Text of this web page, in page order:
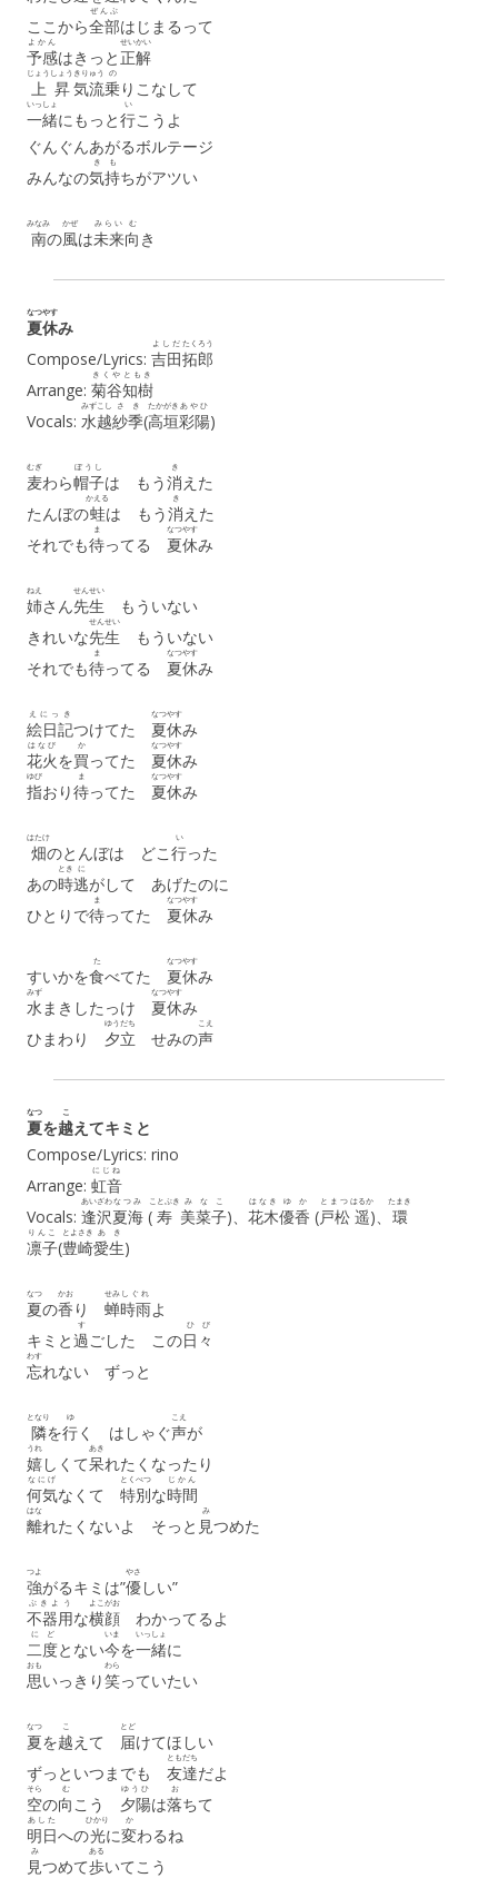
ここから全部
ぜんぶ
はじまるって
予感
よかん
はきっと正解
せいかい
上昇
じょうしょう
気流
きりゅう
乗
の
りこなして
一緒
いっしょ
にもっと行
い
こうよ
ぐんぐんあがるボルテージ
みんなの気
き
持
も
ちがアツい
南
みなみ
の風
かぜ
は未来
みらい
向
む
き
夏
なつ
休
やす
み
Compose/Lyrics: 吉田
よしだ
拓郎
たくろう
Arrange: 菊谷
きくや
知樹
ともき
Vocals: 水越
みずこし
紗季
さき
(高垣
たかがき
彩陽
あやひ
)
麦
むぎ
わら帽子
ぼうし
は もう消
き
えた
たんぼの蛙
かえる
は もう消
き
えた
それでも待
ま
ってる 夏
なつ
休
やす
み
姉
ねえ
さん先生
せんせい
もういない
きれいな先生
せんせい
もういない
それでも待
ま
ってる 夏
なつ
休
やす
み
絵日記
えにっき
つけてた 夏
なつ
休
やす
み
花火
はなび
を買
か
ってた 夏
なつ
休
やす
み
指
ゆび
おり待
ま
ってた 夏
なつ
休
やす
み
畑
はたけ
のとんぼは どこ行
い
った
あの時
とき
逃
に
がして あげたのに
ひとりで待
ま
ってた 夏
なつ
休
やす
み
すいかを食
た
べてた 夏
なつ
休
やす
み
水
みず
まきしたっけ 夏
なつ
休
やす
み
ひまわり 夕立
ゆうだち
せみの声
こえ
夏
なつ
を越
こ
えてキミと
Compose/Lyrics: rino
Arrange: 虹音
にじね
Vocals: 逢沢
あいざわ
夏海
なつみ
( 寿
ことぶき
美菜子
みなこ
)、 花木
はなき
優香
ゆか
(戸松
とまつ
遥
はるか
)、 環
たまき
凛子
りんこ
(豊崎
とよさき
愛生
あき
)
夏
なつ
の香
かお
り 蝉
せみ
時雨
しぐれ
よ
キミと過
す
ごした この日々
ひび
忘
わす
れない ずっと
隣
となり
を行
ゆ
く はしゃぐ声
こえ
が
嬉
うれ
しくて呆
あき
れたくなったり
何気
なにげ
なくて 特別
とくべつ
な時間
じかん
離
はな
れたくないよ そっと 見
み
つめた
強
つよ
がるキミは”優
やさ
しい”
不器用
ぶきよう
な横顔
よこがお
わかってるよ
二度
にど
とない今
いま
を一緒
いっしょ
に
思
おも
いっきり笑
わら
っていたい
夏
なつ
を越
こ
えて 届
とど
けてほしい
ずっといつまでも 友達
ともだち
だよ
空
そら
の向
む
こう 夕陽
ゆうひ
は落
お
ちて
明日
あした
への光
ひかり
に変
か
わるね
見
み
つめて歩
ある
いてこう